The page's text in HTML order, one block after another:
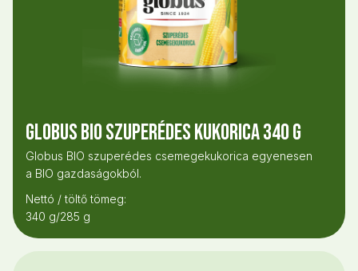
Globus Bio Szuperédes kukorica 340 g
Globus BIO szuperédes csemegekukorica egyenesen
a BIO gazdaságokból.
Nettó / töltő tömeg:
340 g/285 g